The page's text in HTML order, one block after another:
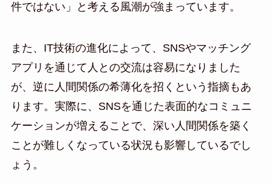
件ではない」と考える風潮が強まっています。
また、IT技術の進化によって、SNSやマッチング
アプリを通じて人との交流は容易になりました
が、逆に人間関係の希薄化を招くという指摘もあ
ります。実際に、SNSを通じた表面的なコミュニ
ケーションが増えることで、深い人間関係を築く
ことが難しくなっている状況も影響しているでし
ょう。